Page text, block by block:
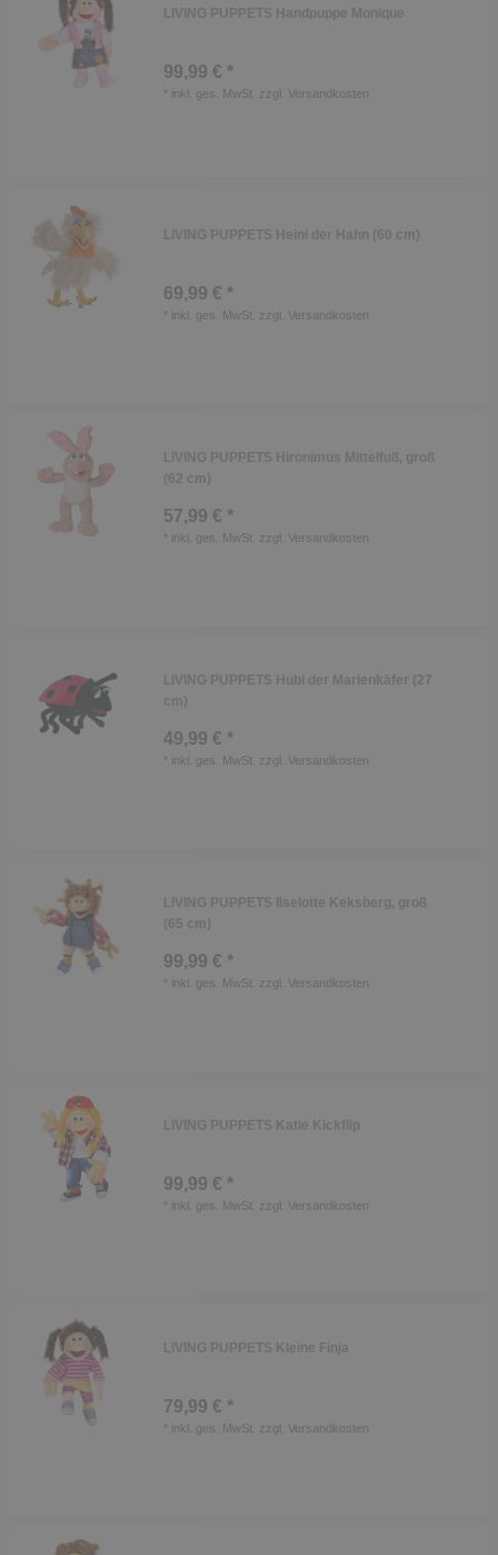
LIVING PUPPETS Handpuppe Monique
99,99 € *
* inkl. ges. MwSt. zzgl. Versandkosten
LIVING PUPPETS Heini der Hahn (60 cm)
69,99 € *
* inkl. ges. MwSt. zzgl. Versandkosten
LIVING PUPPETS Hironimus Mittelfuß, groß
(62 cm)
57,99 € *
* inkl. ges. MwSt. zzgl. Versandkosten
LIVING PUPPETS Hubi der Marienkäfer (27
cm)
49,99 € *
* inkl. ges. MwSt. zzgl. Versandkosten
LIVING PUPPETS Ilselotte Keksberg, groß
(65 cm)
99,99 € *
* inkl. ges. MwSt. zzgl. Versandkosten
LIVING PUPPETS Katie Kickflip
99,99 € *
* inkl. ges. MwSt. zzgl. Versandkosten
LIVING PUPPETS Kleine Finja
79,99 € *
* inkl. ges. MwSt. zzgl. Versandkosten